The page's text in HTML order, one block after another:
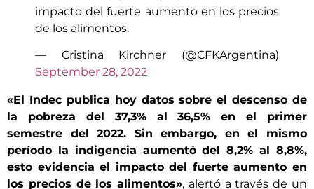
impacto del fuerte aumento en los precios
de los alimentos.
— Cristina Kirchner (@CFKArgentina)
September 28, 2022
«El Indec publica hoy datos sobre el descenso de
la pobreza del 37,3% al 36,5% en el primer
semestre del 2022. Sin embargo, en el mismo
período la indigencia aumentó del 8,2% al 8,8%,
esto evidencia el impacto del fuerte aumento en
los precios de los alimentos», alertó a través de un